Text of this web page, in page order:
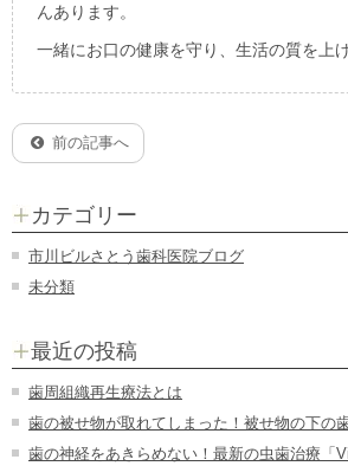
んあります。
一緒にお口の健康を守り、生活の質を上
前の記事へ
カテゴリー
市川ビルさとう歯科医院ブログ
未分類
最近の投稿
歯周組織再生療法とは
歯の被せ物が取れてしまった！被せ物の下の
歯の神経をあきらめない！最新の虫歯治療「